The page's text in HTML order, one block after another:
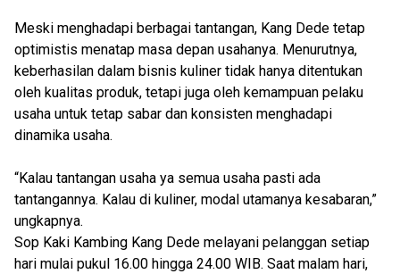
Meski menghadapi berbagai tantangan, Kang Dede tetap
optimistis menatap masa depan usahanya. Menurutnya,
keberhasilan dalam bisnis kuliner tidak hanya ditentukan
oleh kualitas produk, tetapi juga oleh kemampuan pelaku
usaha untuk tetap sabar dan konsisten menghadapi
dinamika usaha.
“Kalau tantangan usaha ya semua usaha pasti ada
tantangannya. Kalau di kuliner, modal utamanya kesabaran,”
ungkapnya.
Sop Kaki Kambing Kang Dede melayani pelanggan setiap
hari mulai pukul 16.00 hingga 24.00 WIB. Saat malam hari,